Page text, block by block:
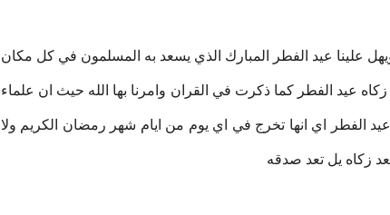
علينا عيد الفطر المبارك الذي يسعد به المسلمون في كل مكان
زكاه عيد الفطر كما ذكرت في القران وامرنا بها الله حيث ان علماء
الفطر اي انها تخرج في اي يوم من ايام شهر رمضان الكريم ولا
زكاه يل تعد صدقه